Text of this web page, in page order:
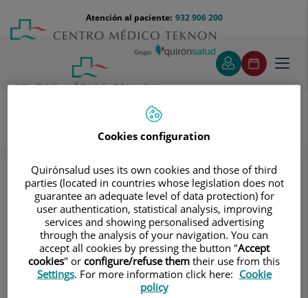
contenido
Menú
teléfono
cabecera
932 906 200
Atención al paciente:
Diagnóstico por la imagen
Resonancia Magnética
Neurorradiología
RM Columna cervical + dorsal
RM Columna cervical + dorsal
Prueba diagnóstica no
invasiva que consiste en la
obtención de imágenes de
Cookies configuration
Quirónsalud uses its own cookies and those of third
parties (located in countries whose legislation does not
guarantee an adequate level of data protection) for
user authentication, statistical analysis, improving
services and showing personalised advertising
through the analysis of your navigation. You can
accept all cookies by pressing the button "Accept
cookies" or configure/refuse them their use from this
Settings. For more information click here: Cookie
policy